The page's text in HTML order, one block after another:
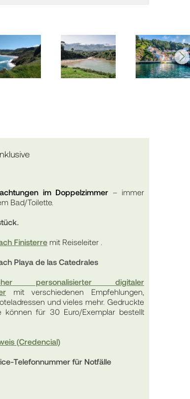
im Doppelzimmer – immer
Bad/Toilette.
Finisterre mit Reiseleiter .
Playa de las Catedrales
personalisierter digitaler
mit verschiedenen Empfehlungen,
und vieles mehr. Gedruckte
können für 30 Euro/Exemplar bestellt
(Credencial)
Telefonnummer für Notfälle